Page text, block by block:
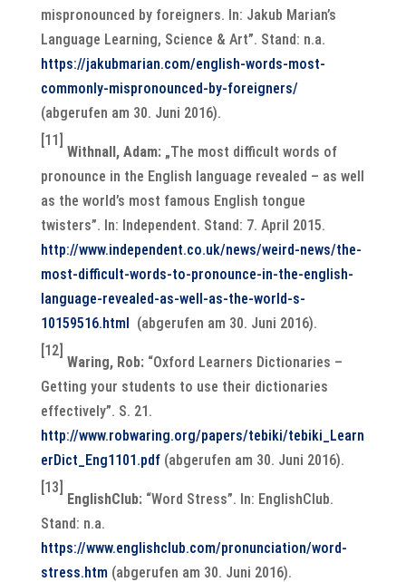
mispronounced by foreigners. In: Jakub Marian’s
Language Learning, Science & Art”. Stand: n.a.
https://jakubmarian.com/english-words-most-
commonly-mispronounced-by-foreigners/
(abgerufen am 30. Juni 2016).
[11]
Withnall, Adam: „The most difficult words of
pronounce in the English language revealed – as well
as the world’s most famous English tongue
twisters”. In: Independent. Stand: 7. April 2015.
http://www.independent.co.uk/news/weird-news/the-
most-difficult-words-to-pronounce-in-the-english-
language-revealed-as-well-as-the-world-s-
10159516.html (abgerufen am 30. Juni 2016).
[12]
Waring, Rob: “Oxford Learners Dictionaries –
Getting your students to use their dictionaries
effectively”. S. 21.
http://www.robwaring.org/papers/tebiki/tebiki_Learn
erDict_Eng1101.pdf(abgerufen am 30. Juni 2016).
[13]
EnglishClub: “Word Stress”. In: EnglishClub.
Stand: n.a.
https://www.englishclub.com/pronunciation/word-
stress.htm(abgerufen am 30. Juni 2016).